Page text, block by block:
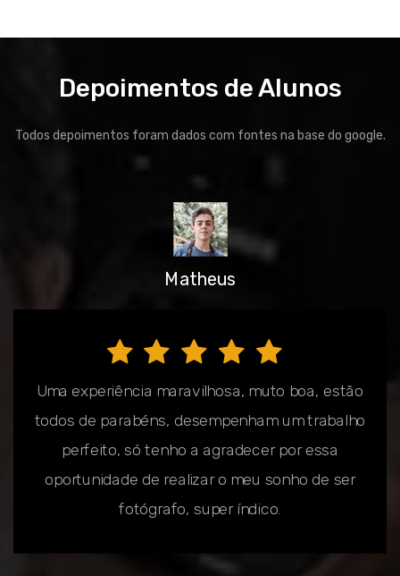
Depoimentos de Alunos
Todos depoimentos foram dados com fontes na base do google.
Matheus
Uma experiência maravilhosa, muto boa, estão
todos de parabéns, desempenham um trabalho
perfeito, só tenho a agradecer por essa
oportunidade de realizar o meu sonho de ser
fotógrafo, super índico.